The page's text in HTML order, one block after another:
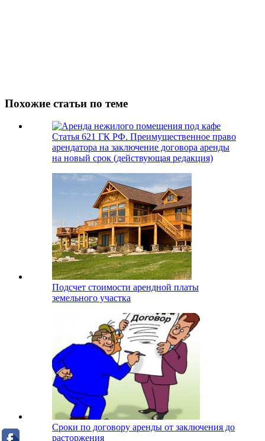
Похожие статьи по теме
Статья 621 ГК РФ. Преимущественное право
арендатора на заключение договора аренды
на новый срок (действующая редакция)
Подсчет стоимости арендной платы
земельного участка
Сроки по договору аренды от заключения до
расторжения